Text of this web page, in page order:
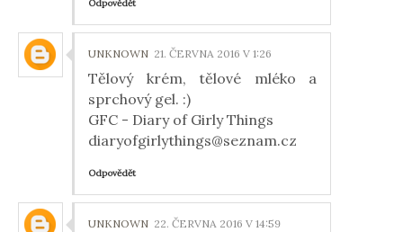
Odpovědět
UNKNOWN 21. ČERVNA 2016 V 1:26
Tělový krém, tělové mléko a
sprchový gel. :)
GFC - Diary of Girly Things
diaryofgirlythings@seznam.cz
Odpovědět
UNKNOWN 22. ČERVNA 2016 V 14:59